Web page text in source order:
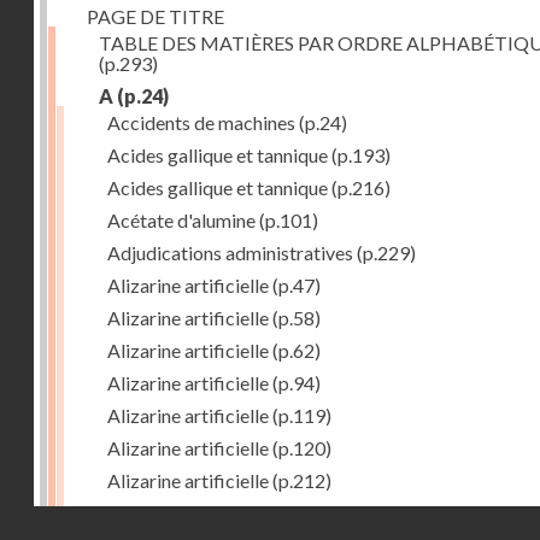
PAGE DE TITRE
TABLE DES MATIÈRES PAR ORDRE
(p.293)
A (p.24)
Accidents de machines (p.24)
Acides gallique et tannique(p.193)
Acides gallique et tannique(p.216)
Acétate d'alumine(p.101)
Adjudications administratives (p.229)
Alizarine artificielle(p.47)
Alizarine artificielle(p.58)
Alizarine artificielle(p.62)
Alizarine artificielle(p.94)
Alizarine artificielle(p.119)
Alizarine artificielle(p.120)
Alizarine artificielle(p.212)
Alizarine artificielle(p.256)